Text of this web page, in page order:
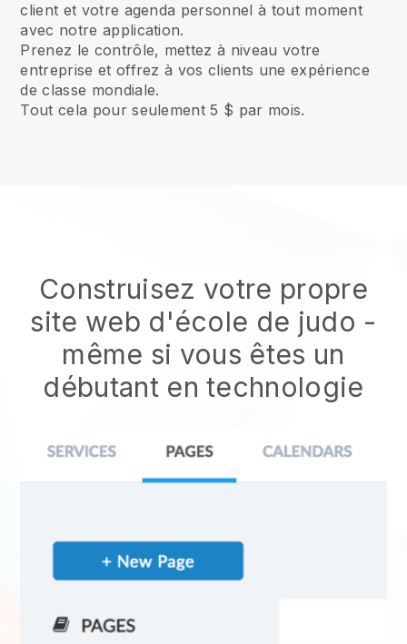
client et votre agenda personnel à tout moment
avec notre application.
Prenez le contrôle, mettez à niveau votre
entreprise et offrez à vos clients une expérience
de classe mondiale.
Tout cela pour seulement 5 $ par mois.
Construisez votre propre
site web d'école de judo -
même si vous êtes un
débutant en technologie